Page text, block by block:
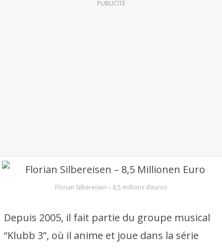
PUBLICITÉ
Florian Silbereisen – 8,5 millions d’euros
Depuis 2005, il fait partie du groupe musical
“Klubb 3”, où il anime et joue dans la série